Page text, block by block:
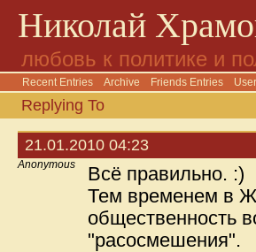
Николай
любовь к политике и
Recent Entries Archive Friends Entries
Replying To
21.01.2010 04:23
Anonymous
Всё правильно. :)
Тем временем в
общественность
"расосмешения".